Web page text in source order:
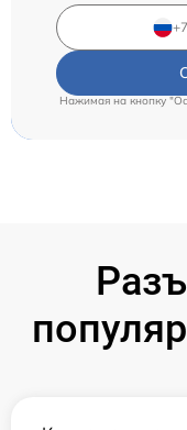
Нажимая на кнопку